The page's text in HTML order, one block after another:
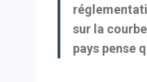
sur la
pays pense